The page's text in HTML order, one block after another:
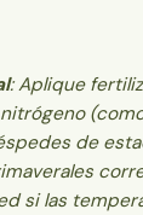
: Aplique
de
si las